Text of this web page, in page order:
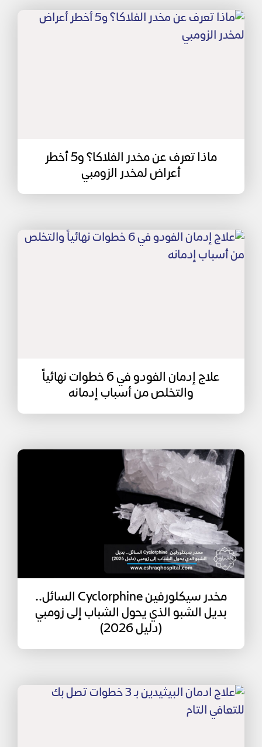
ماذا تعرف عن مخدر الفلاكا؟ و5 أخطر
أعراض لمخدر الزومبي
علاج إدمان الفودو في 6 خطوات نهائياً
والتخلص من أسباب إدمانه
مخدر سيكلورفين Cyclorphine السائل..
بديل الشبو الذي يحول الشباب إلى زومبي
(دليل 2026)